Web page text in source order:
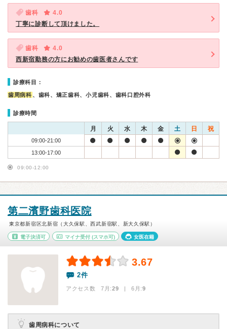
歯科
4.0
丁寧に診断して頂けました。
歯科
4.0
西新宿勤務の方にお勧めの歯医者さんです
診療科目：
歯周病科 、歯科、矯正歯科、小児歯科、歯科口腔外科
診療時間
月 火 水 木 金 土 日 祝
09:00-21:00
13:00-17:00
09:00-12:00
第二濱野歯科医院
東京都新宿区北新宿（大久保駅、西武新宿駅、新大久保駅）
電子決済可 マイナ受付(スマホ可) 女医在籍
3.67
2件
アクセス数 7月:29 | 6月:9
歯周病科について